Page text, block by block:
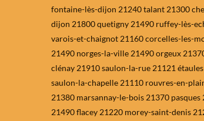
fontaine-lès-dijon 21240 talant 21300
dijon 21800 quetigny 21490 ruffey-lès-
varois-et-chaignot 21160 corcelles-les-
21490 norges-la-ville 21490 orgeux
clénay 21910 saulon-la-rue 21121
saulon-la-chapelle 21110 rouvres-en-
21380 marsannay-le-bois 21370
21490 flacey 21220 morey-saint-denis